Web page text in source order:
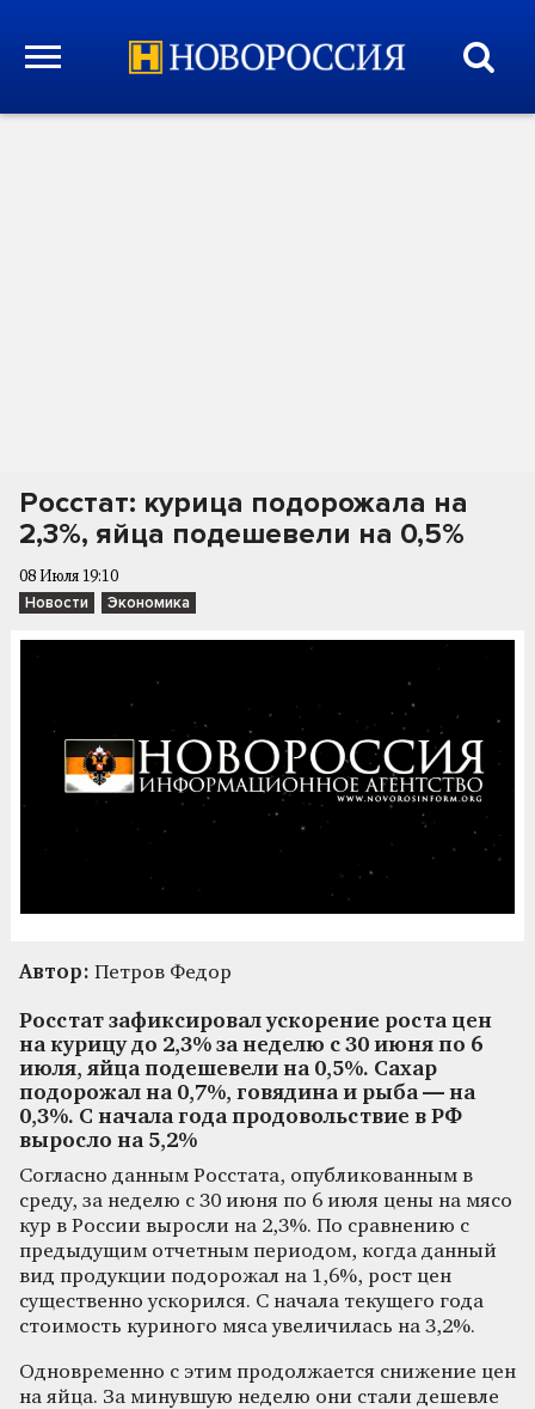
Росстат: курица подорожала на
2,3%, яйца подешевели на 0,5%
08 Июля 19:10
Новости Экономика
Автор: Петров Федор
Росстат зафиксировал ускорение роста цен
на курицу до 2,3% за неделю с 30 июня по 6
июля, яйца подешевели на 0,5%. Сахар
подорожал на 0,7%, говядина и рыба — на
0,3%. С начала года продовольствие в РФ
выросло на 5,2%
Согласно данным Росстата, опубликованным в
среду, за неделю с 30 июня по 6 июля цены на мясо
кур в России выросли на 2,3%. По сравнению с
предыдущим отчетным периодом, когда данный
вид продукции подорожал на 1,6%, рост цен
существенно ускорился. С начала текущего года
стоимость куриного мяса увеличилась на 3,2%.
Одновременно с этим продолжается снижение цен
на яйца. За минувшую неделю они стали дешевле